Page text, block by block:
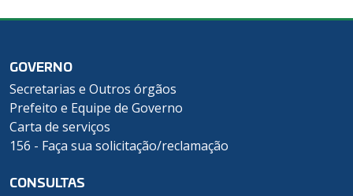
GOVERNO
Secretarias e Outros órgãos
Prefeito e Equipe de Governo
Carta de serviços
156 - Faça sua solicitação/reclamação
CONSULTAS